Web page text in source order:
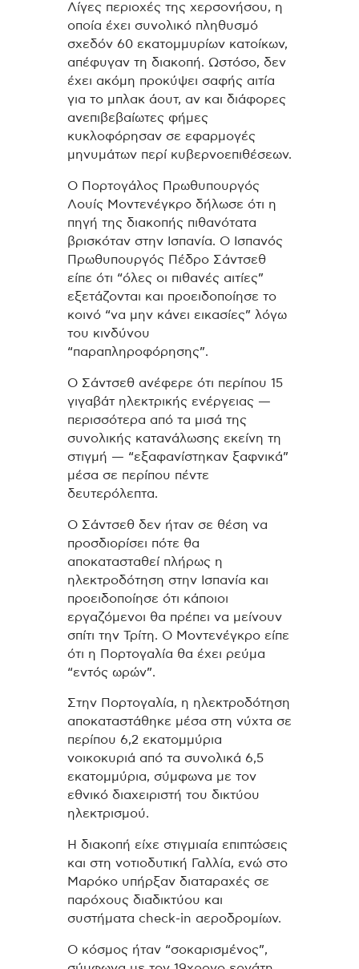
Λίγες περιοχές της χερσονήσου, η
οποία έχει συνολικό πληθυσμό
σχεδόν 60 εκατομμυρίων κατοίκων,
απέφυγαν τη διακοπή. Ωστόσο, δεν
έχει ακόμη προκύψει σαφής αιτία
για το μπλακ άουτ, αν και διάφορες
ανεπιβεβαίωτες φήμες
κυκλοφόρησαν σε εφαρμογές
μηνυμάτων περί κυβερνοεπιθέσεων.
Ο Πορτογάλος Πρωθυπουργός
Λουίς Μοντενέγκρο δήλωσε ότι η
πηγή της διακοπής πιθανότατα
βρισκόταν στην Ισπανία. Ο Ισπανός
Πρωθυπουργός Πέδρο Σάντσεθ
είπε ότι “όλες οι πιθανές αιτίες”
εξετάζονται και προειδοποίησε το
κοινό “να μην κάνει εικασίες” λόγω
του κινδύνου
“παραπληροφόρησης”.
Ο Σάντσεθ ανέφερε ότι περίπου 15
γιγαβάτ ηλεκτρικής ενέργειας —
περισσότερα από τα μισά της
συνολικής κατανάλωσης εκείνη τη
στιγμή — “εξαφανίστηκαν ξαφνικά”
μέσα σε περίπου πέντε
δευτερόλεπτα.
Ο Σάντσεθ δεν ήταν σε θέση να
προσδιορίσει πότε θα
αποκατασταθεί πλήρως η
ηλεκτροδότηση στην Ισπανία και
προειδοποίησε ότι κάποιοι
εργαζόμενοι θα πρέπει να μείνουν
σπίτι την Τρίτη. Ο Μοντενέγκρο είπε
ότι η Πορτογαλία θα έχει ρεύμα
“εντός ωρών”.
Στην Πορτογαλία, η ηλεκτροδότηση
αποκαταστάθηκε μέσα στη νύχτα σε
περίπου 6,2 εκατομμύρια
νοικοκυριά από τα συνολικά 6,5
εκατομμύρια, σύμφωνα με τον
εθνικό διαχειριστή του δικτύου
ηλεκτρισμού.
Η διακοπή είχε στιγμιαία επιπτώσεις
και στη νοτιοδυτική Γαλλία, ενώ στο
Μαρόκο υπήρξαν διαταραχές σε
παρόχους διαδικτύου και
συστήματα check-in αεροδρομίων.
Ο κόσμος ήταν “σοκαρισμένος”,